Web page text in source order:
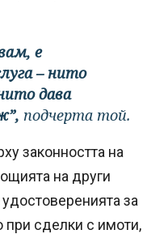
е
– нито
дава
подчерта той.
законността на
на други
за
сделки с имоти,